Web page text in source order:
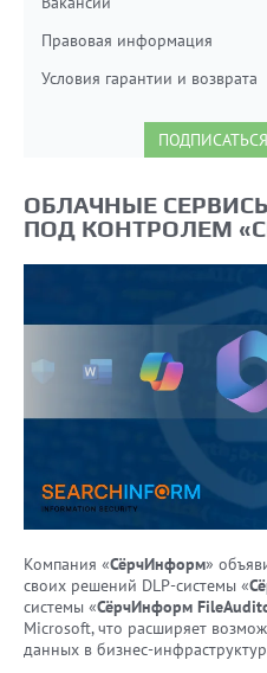
Правовая информация
Условия гарантии и возврата
ОБЛАЧНЫЕ СЕРВИСЫ
ПОД КОНТРОЛЕМ
Компания «СёрчИнформ»
своих решений DLP-системы «
системы «СёрчИнформ
Microsoft, что расширяет
данных в бизнес-